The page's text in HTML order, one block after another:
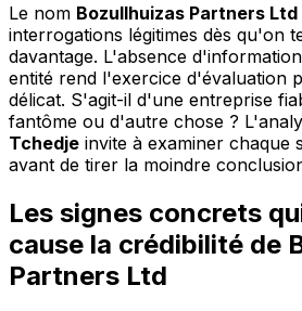
Le nom Bozullhuizas Partners Ltd
interrogations légitimes dès qu'on
davantage. L'absence
entité rend l'exercice d'évaluation
délicat. S'agit-il d'une entreprise
fantôme ou d'autre chose ?
Tchedje invite à examiner chaque
avant de tirer la moindre
Les signes concrets
cause la crédibilité de
Partners Ltd